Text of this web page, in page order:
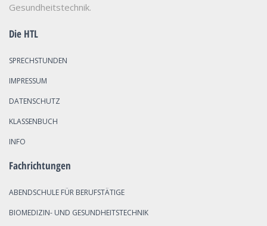
Gesundheitstechnik.
Die HTL
SPRECHSTUNDEN
IMPRESSUM
DATENSCHUTZ
KLASSENBUCH
INFO
Fachrichtungen
ABENDSCHULE FÜR BERUFSTÄTIGE
BIOMEDIZIN- UND GESUNDHEITSTECHNIK